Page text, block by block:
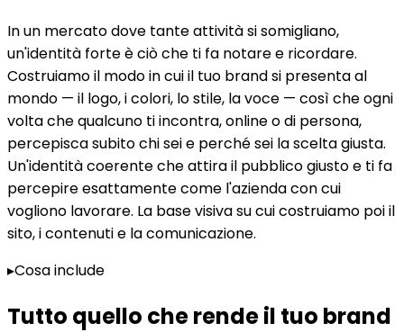
In un mercato dove tante attività si somigliano,
un'identità forte è ciò che ti fa notare e ricordare.
Costruiamo il modo in cui il tuo brand si presenta al
mondo — il logo, i colori, lo stile, la voce — così che ogni
volta che qualcuno ti incontra, online o di persona,
percepisca subito chi sei e perché sei la scelta giusta.
Un'identità coerente che attira il pubblico giusto e ti fa
percepire esattamente come l'azienda con cui
vogliono lavorare. La base visiva su cui costruiamo poi il
sito, i contenuti e la comunicazione.
▸Cosa include
Tutto quello che rende il tuo brand